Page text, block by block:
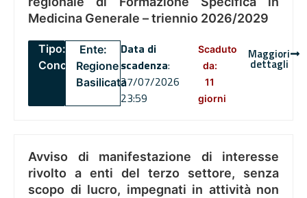
Medicina Generale – triennio 2026/2029
Tipo:
Concorsi
Ente:
Regione
Basilicata
Data di
scadenza:
27/07/2026
23:59
Scaduto
da:
11
giorni
Maggiori
dettagli
Avviso di manifestazione di interesse
rivolto a enti del terzo settore, senza
scopo di lucro, impegnati in attività non